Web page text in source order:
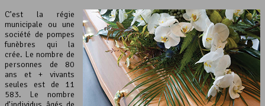
C’est la régie
municipale ou une
société de pompes
funèbres qui la
crée. Le nombre de
personnes de 80
ans et + vivants
seules est de 11
583. Le nombre